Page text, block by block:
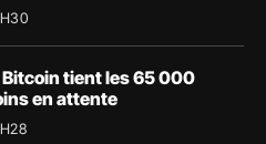
tient les 65 000
en attente